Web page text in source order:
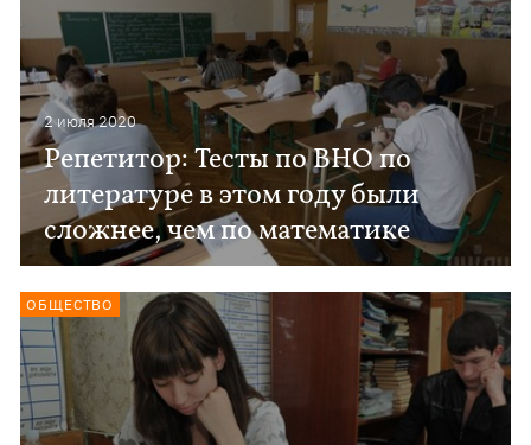
2 июля 2020
Репетитор: Тесты по ВНО по
литературе в этом году были
сложнее, чем по математике
ОБЩЕСТВО